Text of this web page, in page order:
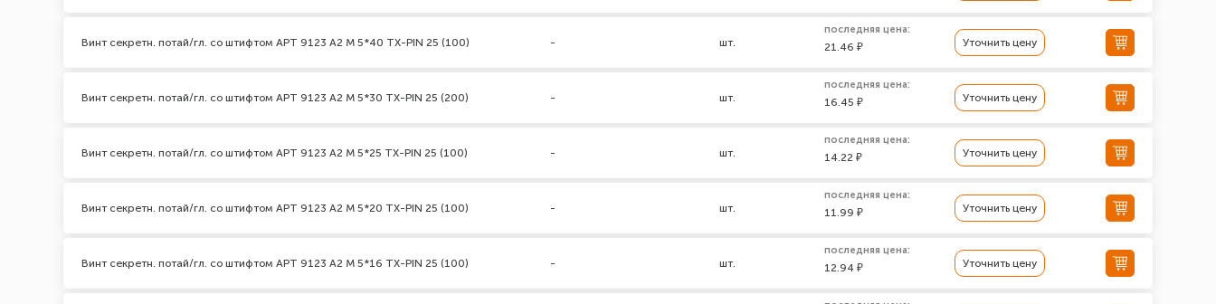
Винт секретн. потай/гл. со штифтом АРТ 9123 А2 M 5*40 TX-PIN 25 (100) - шт.
последняя цена:
21.46 ₽ Уточнить цену
Винт секретн. потай/гл. со штифтом АРТ 9123 А2 M 5*30 TX-PIN 25 (200) - шт.
последняя цена:
16.45 ₽ Уточнить цену
Винт секретн. потай/гл. со штифтом АРТ 9123 А2 M 5*25 TX-PIN 25 (100) - шт.
последняя цена:
14.22 ₽ Уточнить цену
Винт секретн. потай/гл. со штифтом АРТ 9123 А2 M 5*20 TX-PIN 25 (100) - шт.
последняя цена:
11.99 ₽ Уточнить цену
Винт секретн. потай/гл. со штифтом АРТ 9123 А2 M 5*16 TX-PIN 25 (100) - шт.
последняя цена:
12.94 ₽ Уточнить цену